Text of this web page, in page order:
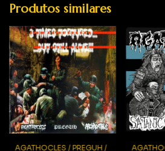
Produtos similares
AGATHOCLES / PREGUH /